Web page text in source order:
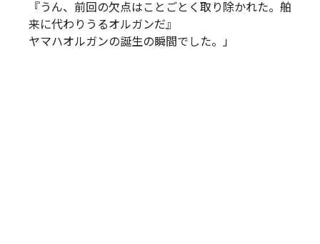
『うん、前回の欠点はことごとく取り除かれた。舶
来に代わりうるオルガンだ』
ヤマハオルガンの誕生の瞬間でした。」